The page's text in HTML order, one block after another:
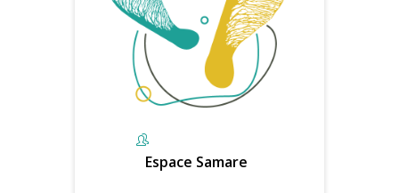
Espace Samare